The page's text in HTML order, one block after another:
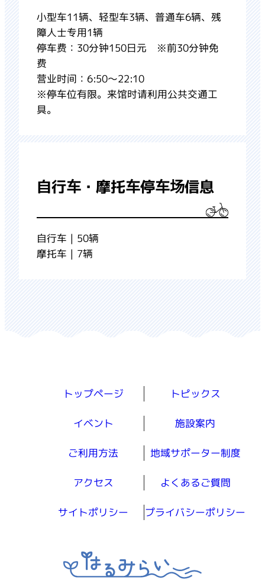
小型车11辆、轻型车3辆、普通车6辆、残
障人士专用1辆
停车费：30分钟150日元 ※前30分钟免
费
营业时间：6:50～22:10
※停车位有限。来馆时请利用公共交通工
具。
自行车・摩托车停车场信息
自行车｜50辆
摩托车｜7辆
トップページ トピックス
イベント 施設案内
ご利用方法 地域サポーター制度
アクセス よくあるご質問
サイトポリシー プライバシーポリシー